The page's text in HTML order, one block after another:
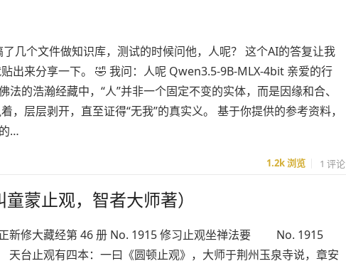
几个文件做知识库，测试的时候问他，人呢？ 这个AI的答复让我
出来分享一下。 🤣 我问：人呢 Qwen3.5-9B-MLX-4bit 亲爱的行
法的浩瀚经藏中，“人”并非一个固定不变的实体，而是因缘和合、
，层层剥开，直至证得“无我”的真实义。 基于你提供的参考资料，
…
1.2k浏览 1 评论
蒙止观，智者大师著）
新修大藏经第 46 册 No. 1915 修习止观坐禅法要 No. 1915
台止观有四本：一曰《圆顿止观》，大师于荆州玉泉寺说，章安